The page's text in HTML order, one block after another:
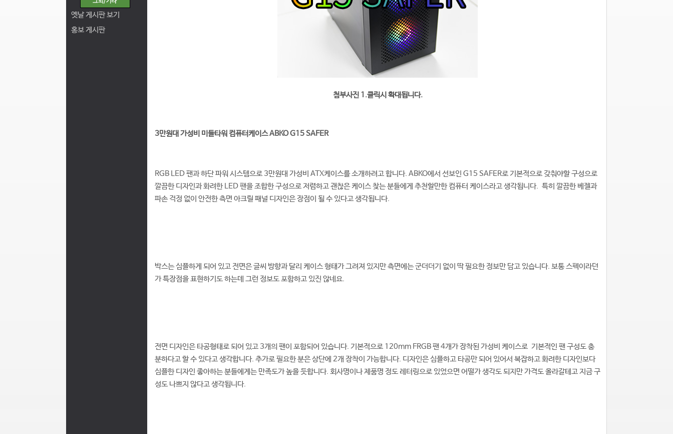
옛날 게시판 보기
홍보 게시판
첨부사진 1.클릭시 확대됩니다.
3만원대 가성비 미들타워 컴퓨터케이스 ABKO G15 SAFER
RGB LED 팬과 하단 파워 시스템으로 3만원대 가성비 ATX케이스를 소개하려고 합니다. ABKO에서 선보인 G15 SAFER로 기본적으로 갖춰야할 구성으로
깔끔한 디자인과 화려한 LED 팬을 조합한 구성으로 저렴하고 괜찮은 케이스 찾는 분들에게 추천할만한 컴퓨터 케이스라고 생각됩니다. 특히 깔끔한 베젤과
파손 걱정 없이 안전한 측면 아크릴 패널 디자인은 장점이 될 수 있다고 생각됩니다.
박스는 심플하게 되어 있고 전면은 글씨 방향과 달리 케이스 형태가 그려져 있지만 측면에는 군더더기 없이 딱 필요한 정보만 담고 있습니다. 보통 스펙이라던
가 특장점을 표현하기도 하는데 그런 정보도 포함하고 있진 않네요.
전면 디자인은 타공형태로 되어 있고 3개의 팬이 포함되어 있습니다. 기본적으로 120mm FRGB 팬 4개가 장착된 가성비 케이스로 기본적인 팬 구성도 충
분하다고 할 수 있다고 생각합니다. 추가로 필요한 분은 상단에 2개 장착이 가능합니다. 디자인은 심플하고 타공만 되어 있어서 복잡하고 화려한 디자인보다
심플한 디자인 좋아하는 분들에게는 만족도가 높을 듯합니다. 회사명이나 제품명 정도 레터링으로 있었으면 어떨가 생각도 되지만 가격도 올라갈테고 지금 구
성도 나쁘지 않다고 생각됩니다.